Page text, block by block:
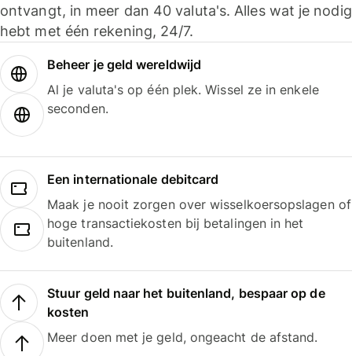
ontvangt, in meer dan 40 valuta's. Alles wat je nodig
hebt met één rekening, 24/7.
Beheer je geld wereldwijd
Al je valuta's op één plek. Wissel ze in enkele
seconden.
Een internationale debitcard
Maak je nooit zorgen over wisselkoersopslagen of
hoge transactiekosten bij betalingen in het
buitenland.
Stuur geld naar het buitenland, bespaar op de
kosten
Meer doen met je geld, ongeacht de afstand.